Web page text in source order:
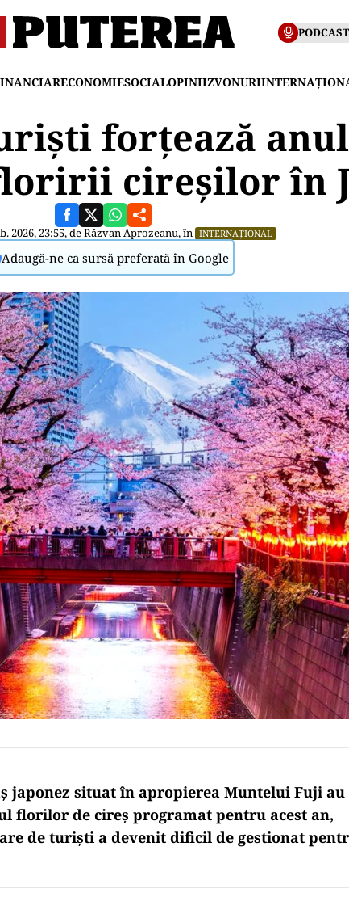
PODCAST
ECONOMIESOCIALOPINIIZVONURI
forțează
cireșilor în
2026, 23:55, deRăzvan Aprozeanu, în INTERNAȚIONAL
Adaugă-ne ca sursă preferată în Google
japonez situat în apropierea Muntelui Fuji au
florilor de cireș programat pentru acest an,
de turiști a devenit dificil de gestionat